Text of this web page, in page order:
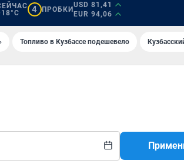
4 ПРОБКИ
USD 81,41
EUR 94,06
Топливо в Кузбассе подешевело